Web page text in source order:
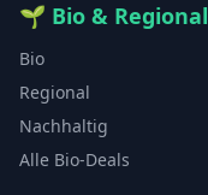
🌱 Bio & Regional
Bio
Regional
Nachhaltig
Alle Bio-Deals